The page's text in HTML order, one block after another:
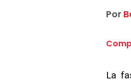
Por
La